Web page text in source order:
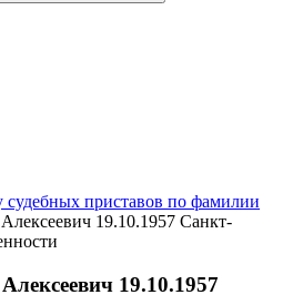
судебных приставов по фамилии
19.10.1957 Санкт-
19.10.1957